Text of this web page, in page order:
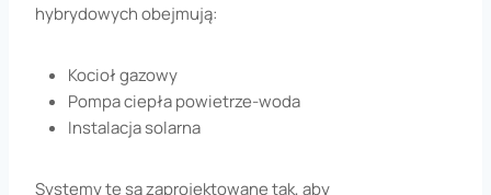
hybrydowych obejmują:
Kocioł gazowy
Pompa ciepła powietrze-woda
Instalacja solarna
Systemy te są zaprojektowane tak, aby